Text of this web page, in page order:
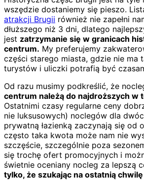
wszędzie dostaniemy się pieszo.
atrakcji Brugii również nie zapełni
dłuższego niż 3 dni, dlatego
jest zatrzymanie się w granicach
centrum. My preferujemy
części starego miasta, gdzie nie ma
turystów i uliczki potrafią być
Od razu musimy podkreślić, że
centrum należą do najdroższych w
Ostatnimi czasy regularne ceny
nie luksusowych) noclegów dla
prywatną łazienką zaczynają się od
często taka kwota może nam nie
szczęście, szczególnie poza
się trochę ofert promocyjnych i
świetnie oceniany nocleg za lepszą
tylko, że szukając na ostatnią